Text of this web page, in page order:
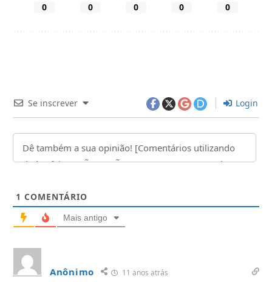
0 0 0 0 0
Se inscrever Login
1 COMENTÁRIO
Mais antigo
Anônimo 11 anos atrás